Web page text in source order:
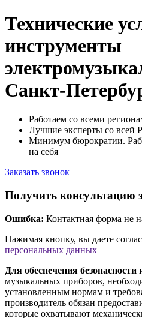
Технические
инструменты
Санкт-
Работаем со всеми
Лучшие эксперты со всей
Минимум бюрократии.
на себя
Заказать звонок
Получить консультацию
Ошибка: Контактная форма не
Нажимая кнопку, вы даете
персональных данных
Для обеспечения безопасности
музыкальных приборов,
установленным нормам и
производитель обязан
которые охватывают